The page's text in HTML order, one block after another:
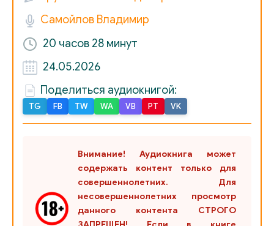
01-28 - Уинстон Черчилль - Глава 01. Малообещающее
02-02 - Уинстон Черчилль - Глава 02. Серебряная
02-03 - Уинстон Черчилль - Глава 02. Серебряная
02-05 - Уинстон Черчилль - Глава 02. Серебряная
02-06 - Уинстон Черчилль - Глава 02. Серебряная
Самойлов Владимир
20 часов 28 минут
24.05.2026
Поделиться аудиокнигой:
TG FB TW WA VB PT VK
Внимание! Аудиокнига может
содержать контент только для
совершеннолетних. Для
несовершеннолетних просмотр
данного контента СТРОГО